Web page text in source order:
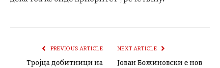
PREVIOUS ARTICLE
Тројца добитници на
NEXT ARTICLE
Јован Божиновски е нов